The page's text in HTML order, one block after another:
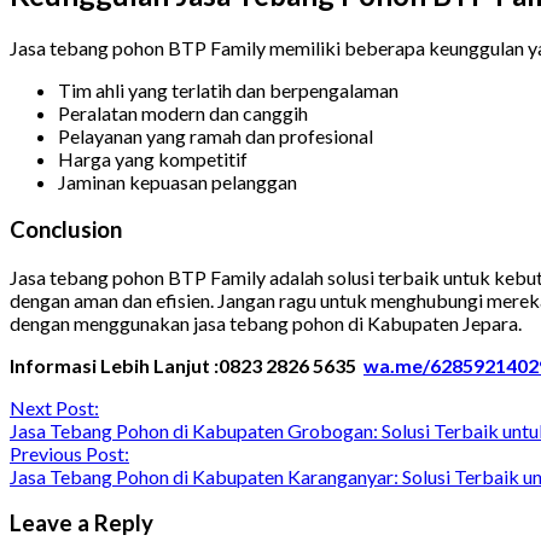
Jasa tebang pohon BTP Family memiliki beberapa keunggulan
Tim ahli yang terlatih dan berpengalaman
Peralatan modern dan canggih
Pelayanan yang ramah dan profesional
Harga yang kompetitif
Jaminan kepuasan pelanggan
Conclusion
Jasa tebang pohon BTP Family adalah solusi terbaik untuk
dengan aman dan efisien. Jangan ragu untuk menghubungi
dengan menggunakan jasa tebang pohon di Kabupaten Jepara.
Informasi Lebih Lanjut :0823 2826 5635 wa.me/
Continue
Reading
Next Post:
Jasa Tebang Pohon di Kabupaten Grobogan: Solusi Terbaik
Previous Post:
Jasa Tebang Pohon di Kabupaten Karanganyar: Solusi Terbaik
Leave a Reply